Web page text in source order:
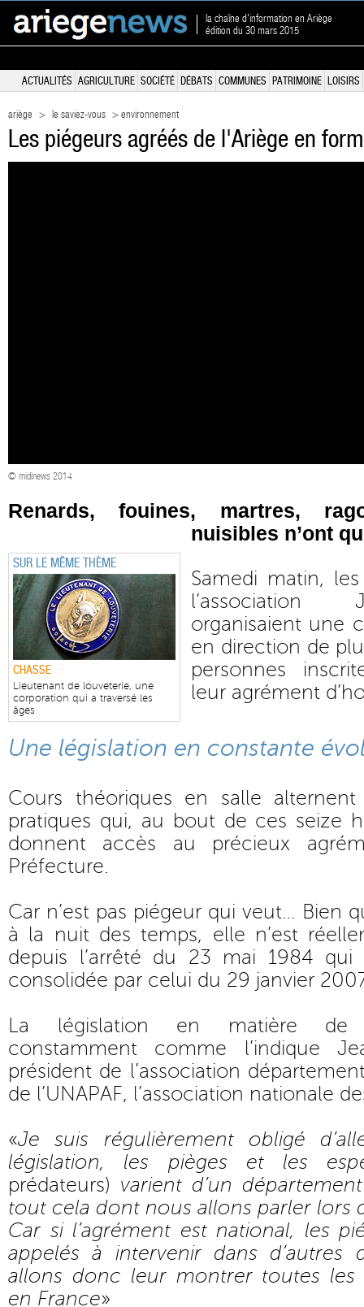
la chaîne d'information en Ariège
édition du 30 mars 2015
ACTUALITÉS AGRICULTURE SOCIÉTÉ DÉBATS COMMUNES PATRIMOINE LOISIRS
ariège > le saviez-vous > environnement
Les piégeurs agréés de l'Ariège en
© midinews 2014
SUR LE MÊME THÈME
CHASSE
Lieutenant de louveterie, une
corporation qui a traversé les
âges
Renards, fouines, martres,
nuisibles n’ont
Samedi matin,
l’association
organisaient une
en direction de
personnes
leur agrément
Une législation en constante
Cours théoriques en salle alternent
pratiques qui, au bout de ces seize
donnent accès au précieux
Préfecture.
Car n’est pas piégeur qui veut… Bien
à la nuit des temps, elle n’est
depuis l’arrêté du 23 mai 1984 qui
consolidée par celui du 29 janvier
La législation en matière de
constamment comme l’indique
président de l’association
de l’UNAPAF, l’association nationale
«Je suis régulièrement obligé
législation, les pièges et les
prédateurs) varient d’un
tout cela dont nous allons parler lors
Car si l’agrément est national, les
appelés à intervenir dans d’autres
allons donc leur montrer toutes les
en France»